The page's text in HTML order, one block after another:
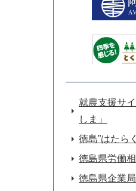
就農支援サ
しま」
徳島”はたら
徳島県労働
徳島県企業局